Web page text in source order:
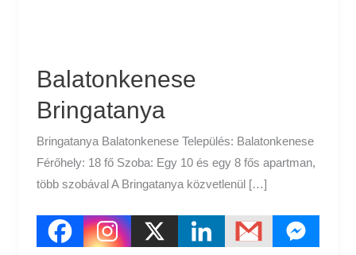
Balatonkenese
Bringatanya
Bringatanya Balatonkenese Település: Balatonkenese
Férőhely: 18 fő Szoba: Egy 10 és egy 8 fős apartman,
több szobával A Bringatanya közvetlenül […]